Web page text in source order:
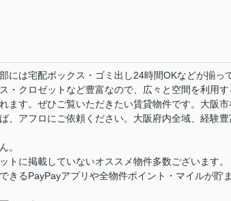
には宅配ボックス・ゴミ出し24時間OKなどが揃っ
・クロゼットなど豊富なので、広々と空間を利用す
ます。ぜひご覧いただきたい賃貸物件です。大阪市
、アフロにご依頼ください。大阪府内全域、経験豊
。
に掲載していないオススメ物件多数ございます。
きるPayPayアプリや全物件ポイント・マイルが貯